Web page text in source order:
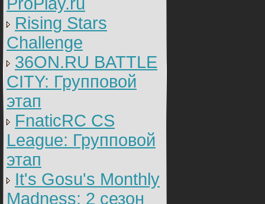
Rising Stars
Challenge
36ON.RU BATTLE
CITY: Групповой
этап
FnaticRC CS
League: Групповой
этап
It's Gosu's Monthly
Madness: 2 сезон